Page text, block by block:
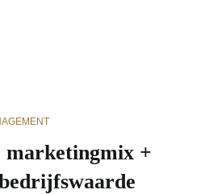
marketingmix +